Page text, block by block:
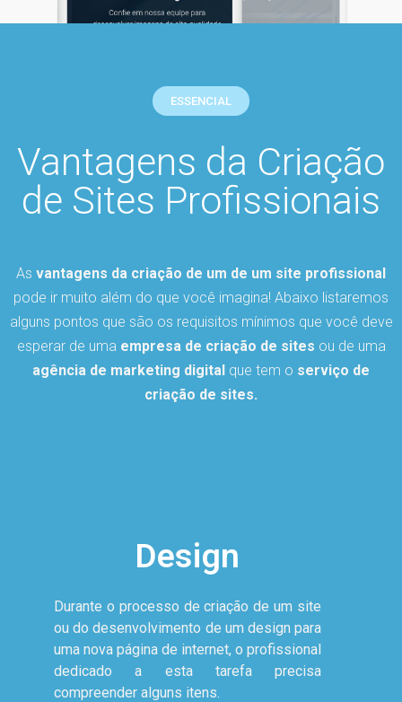
ESSENCIAL
Vantagens da Criação
de Sites Profissionais
As vantagens da criação de um de um site profissional
pode ir muito além do que você imagina! Abaixo listaremos
alguns pontos que são os requisitos mínimos que você deve
esperar de uma empresa de criação de sites ou de uma
agência de marketing digital que tem o serviço de
criação de sites.
Design
Durante o processo de criação de um site
ou do desenvolvimento de um design para
uma nova página de internet, o profissional
dedicado a esta tarefa precisa
compreender alguns itens.